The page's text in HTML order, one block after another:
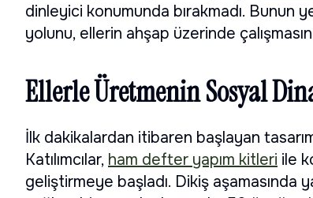
dinleyici konumunda bırakmadı. Bunun
yolunu, ellerin ahşap üzerinde
Ellerle Üretmenin Sosyal
İlk dakikalardan itibaren başlayan
Katılımcılar, ham defter yapım kitleri ile
geliştirmeye başladı. Dikiş aşamasında